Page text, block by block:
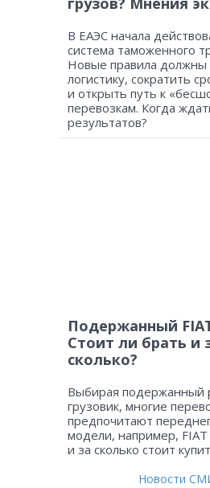
В ЕАЭС начала
система таможенного
Новые правила должны
логистику, сократить
и открыть путь к
перевозкам. Когда
результатов?
Подержанный
Стоит ли брать и
сколько?
Выбирая подержанный
грузовик, многие
предпочитают
модели, например, FIAT
и за сколько стоит
Новости